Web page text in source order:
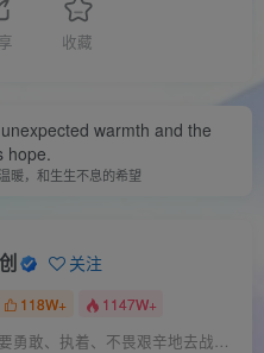
收藏
warmth and the
hope.
暖，和生生不息的希望
关注
118W+ 1147W+
面对困难的时候，要勇敢、执着、不畏艰辛地去战胜它